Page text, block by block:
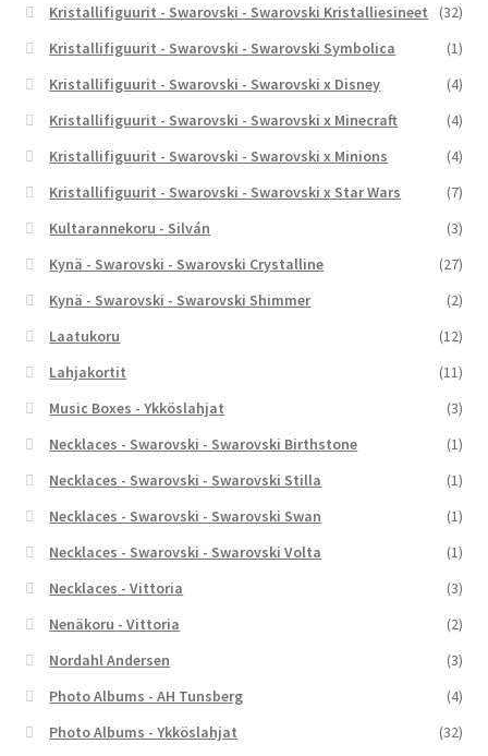
Kristallifiguurit - Swarovski - Swarovski Kristalliesineet
(32)
Kristallifiguurit - Swarovski - Swarovski Symbolica
(1)
Kristallifiguurit - Swarovski - Swarovski x Disney
(4)
Kristallifiguurit - Swarovski - Swarovski x Minecraft
(4)
Kristallifiguurit - Swarovski - Swarovski x Minions
(4)
Kristallifiguurit - Swarovski - Swarovski x Star Wars
(7)
Kultarannekoru - Silván
(3)
Kynä - Swarovski - Swarovski Crystalline
(27)
Kynä - Swarovski - Swarovski Shimmer
(2)
Laatukoru
(12)
Lahjakortit
(11)
Music Boxes - Ykköslahjat
(3)
Necklaces - Swarovski - Swarovski Birthstone
(1)
Necklaces - Swarovski - Swarovski Stilla
(1)
Necklaces - Swarovski - Swarovski Swan
(1)
Necklaces - Swarovski - Swarovski Volta
(1)
Necklaces - Vittoria
(3)
Nenäkoru - Vittoria
(2)
Nordahl Andersen
(3)
Photo Albums - AH Tunsberg
(4)
Photo Albums - Ykköslahjat
(32)